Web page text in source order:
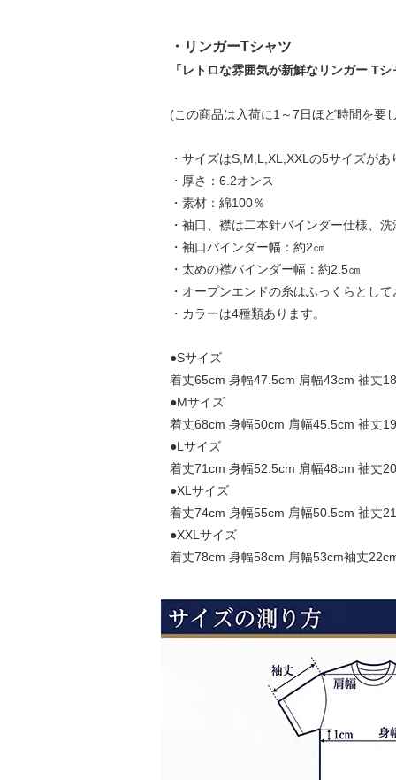
・リンガーTシャツ
「レトロな雰囲気が新鮮なリンガー T
(この商品は入荷に1～7日ほど時間を要
・サイズはS,M,L,XL,XXLの5サイズがあ
・厚さ：6.2オンス
・素材：綿100％
・袖口、襟は二本針バインダー仕様、
・袖口バインダー幅：約2㎝
・太めの襟バインダー幅：約2.5㎝
・オープンエンドの糸はふっくらとし
・カラーは4種類あります。
●Sサイズ
着丈65cm 身幅47.5cm 肩幅43cm 袖丈
●Mサイズ
着丈68cm 身幅50cm 肩幅45.5cm 袖丈
●Lサイズ
着丈71cm 身幅52.5cm 肩幅48cm 袖丈
●XLサイズ
着丈74cm 身幅55cm 肩幅50.5cm 袖丈
●XXLサイズ
着丈78cm 身幅58cm 肩幅53cm袖丈